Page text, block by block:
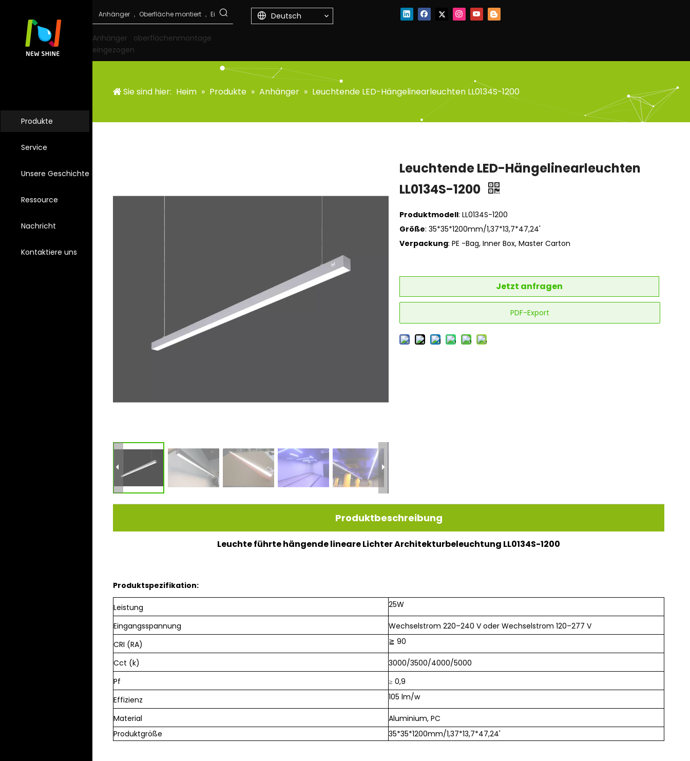
Anhänger
oberflächenmontage
eingezogen
Deutsch
Produkte
Service
Unsere Geschichte
Ressource
Nachricht
Kontaktiere uns
Sie sind hier: Heim » Produkte » Anhänger » Leuchtende LED-Hängelinearleuchten LL0134S-1200
Leuchtende LED-Hängelinearleuchten
LL0134S-1200
Produktmodell: LL0134S-1200
Größe: 35*35*1200mm/1,37*13,7*47,24'
Verpackung: PE -Bag, Inner Box, Master Carton
Jetzt anfragen
PDF-Export
Produktbeschreibung
Leuchte führte hängende lineare LichterArchitekturbeleuchtung LL0134S-1200
Produktspezifikation:
Leistung 25W
Eingangsspannung Wechselstrom 220–240 V oder Wechselstrom 120–277 V
CRI (RA)
≧ 90
Cct (k)
3000/3500/4000/5000
Pf
≥ 0,9
Effizienz
105 lm/w
Material
Aluminium, PC
Produktgröße
35*35*1200mm/1,37*13,7*47,24'